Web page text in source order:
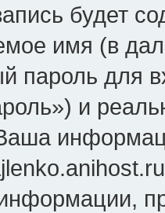
будет
имя (в
пароль для
и